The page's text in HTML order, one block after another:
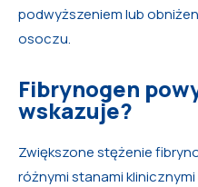
podwyższeniem lub
osoczu.
Fibrynogen
wskazuje?
Zwiększone stężenie
różnymi stanami